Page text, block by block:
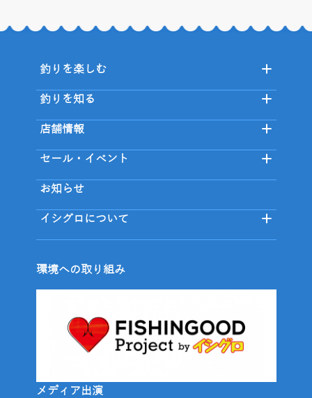
釣りを楽しむ
釣りを知る
店舗情報
セール・イベント
お知らせ
イシグロについて
環境への取り組み
メディア出演